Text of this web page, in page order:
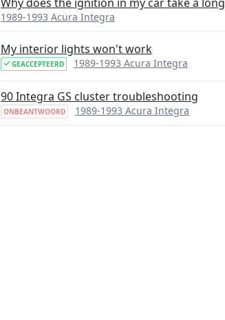
1989-1993 Acura Integra
My interior lights won't work
GEACCEPTEERD 1989-1993 Acura Integra
90 Integra GS cluster troubleshooting
ONBEANTWOORD 1989-1993 Acura Integra